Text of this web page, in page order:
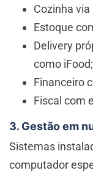
Cozinha
Estoque
Delivery
como iFood;
Financeiro
Fiscal com
3. Gestão em
Sistemas
computador